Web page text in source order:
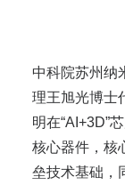
中科院苏州纳
理王旭光博士
明在“AI+3D”
核心器件，核
垒技术基础，